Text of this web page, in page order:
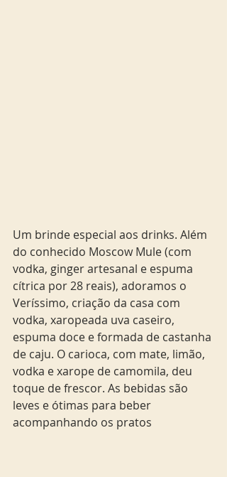
Um brinde especial aos drinks. Além
do conhecido Moscow Mule (com
vodka, ginger artesanal e espuma
cítrica por 28 reais), adoramos o
Veríssimo, criação da casa com
vodka, xaropeada uva caseiro,
espuma doce e formada de castanha
de caju. O carioca, com mate, limão,
vodka e xarope de camomila, deu
toque de frescor. As bebidas são
leves e ótimas para beber
acompanhando os pratos